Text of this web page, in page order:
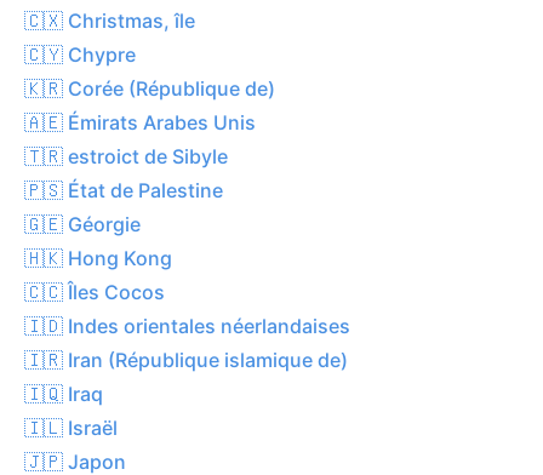
🇨🇽 Christmas, île
🇨🇾 Chypre
🇰🇷 Corée (République de)
🇦🇪 Émirats Arabes Unis
🇹🇷 estroict de Sibyle
🇵🇸 État de Palestine
🇬🇪 Géorgie
🇭🇰 Hong Kong
🇨🇨 Îles Cocos
🇮🇩 Indes orientales néerlandaises
🇮🇷 Iran (République islamique de)
🇮🇶 Iraq
🇮🇱 Israël
🇯🇵 Japon